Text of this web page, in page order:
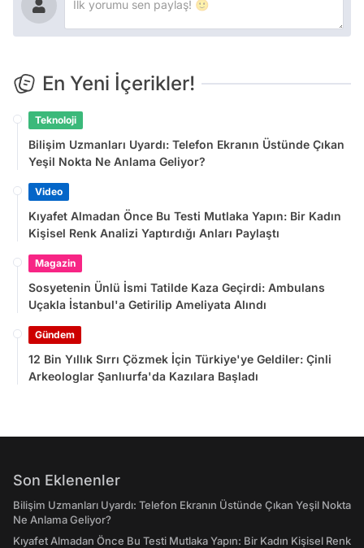
En Yeni İçerikler!
Teknoloji
Bilişim Uzmanları Uyardı: Telefon Ekranın Üstünde Çıkan
Yeşil Nokta Ne Anlama Geliyor?
Video
Kıyafet Almadan Önce Bu Testi Mutlaka Yapın: Bir Kadın
Kişisel Renk Analizi Yaptırdığı Anları Paylaştı
Magazin
Sosyetenin Ünlü İsmi Tatilde Kaza Geçirdi: Ambulans
Uçakla İstanbul'a Getirilip Ameliyata Alındı
Gündem
12 Bin Yıllık Sırrı Çözmek İçin Türkiye'ye Geldiler: Çinli
Arkeologlar Şanlıurfa'da Kazılara Başladı
Son Eklenenler
Bilişim Uzmanları Uyardı: Telefon Ekranın Üstünde Çıkan Yeşil Nokta
Ne Anlama Geliyor?
Kıyafet Almadan Önce Bu Testi Mutlaka Yapın: Bir Kadın Kişisel Renk